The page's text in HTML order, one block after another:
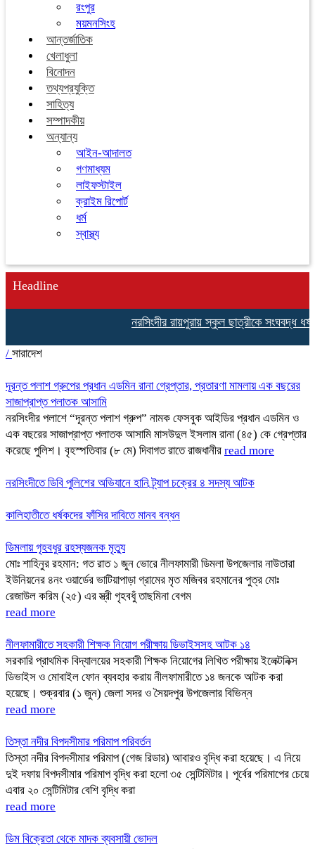
রংপুর
ময়মনসিংহ
আন্তর্জাতিক
খেলাধুলা
বিনোদন
তথ্যপ্রযুক্তি
সাহিত্য
সম্পাদকীয়
অন্যান্য
আইন-আদালত
গণমাধ্যম
লাইফস্টাইল
ক্রাইম রিপোর্ট
ধর্ম
স্বাস্থ্য
Headline
নরসিংদীর রায়পুরায় স্কুল ছাত্রীকে সংঘবদ্ধ
/ সারাদেশ
দূরন্ত পলাশ গ্রুপের প্রধান এডমিন রানা গ্রেপ্তার, প্রতারণা মামলায় এক বছরের
সাজাপ্রাপ্ত পলাতক আসামি
নরসিংদীর পলাশে “দূরন্ত পলাশ গ্রুপ” নামক ফেসবুক আইডির প্রধান এডমিন ও
এক বছরের সাজাপ্রাপ্ত পলাতক আসামি মাসউদুল ইসলাম রানা (৪৫) কে গ্রেপ্তার
করেছে পুলিশ। বৃহস্পতিবার (৮ মে) দিবাগত রাতে রাজধানীর read more
নরসিংদীতে ডিবি পুলিশের অভিযানে হানি ট্র্যাপ চক্রের ৪ সদস্য আটক
কালিহাতীতে ধর্ষকদের ফাঁসির দাবিতে মানব বন্ধন
ডিমলায় গৃহবধুর রহস্যজনক মৃত্যু
মোঃ শাহিনুর রহমান: গত রাত ১ জুন ভোরে নীলফামারী ডিমলা উপজেলার নাউতারা
ইউনিয়নের ৪নং ওয়ার্ডের ভাটিয়াপাড়া গ্রামের মৃত মজিবর রহমানের পুত্র মোঃ
রেজাউল করিম (২৫) এর স্ত্রী গৃহবধুঁ তাছমিনা বেগম
read more
নীলফামারীতে সহকারী শিক্ষক নিয়োগ পরীক্ষায় ডিভাইসসহ আটক ১৪
সরকারি প্রাথমিক বিদ্যালয়ের সহকারী শিক্ষক নিয়োগের লিখিত পরীক্ষায় ইলেক্টনিক্স
ডিভাইস ও মোবাইল ফোন ব্যবহার করায় নীলফামারীতে ১৪ জনকে আটক করা
হয়েছে। শুক্রবার (১ জুন) জেলা সদর ও সৈয়দপুর উপজেলার বিভিন্ন
read more
তিস্তা নদীর বিপদসীমার পরিমাপ পরিবর্তন
তিস্তা নদীর বিপদসীমার পরিমাপ (গেজ রিডার) আবারও বৃদ্ধি করা হয়েছে। এ নিয়ে
দুই দফায় বিপদসীমার পরিমাপ বৃদ্ধি করা হলো ৩৫ সেন্টিমিটার। পূর্বের পরিমাপের চেয়ে
এবার ২০ সেন্টিমিটার বেশি বৃদ্ধি করা
read more
ডিম বিক্রেতা থেকে মাদক ব্যবসায়ী ভোদল